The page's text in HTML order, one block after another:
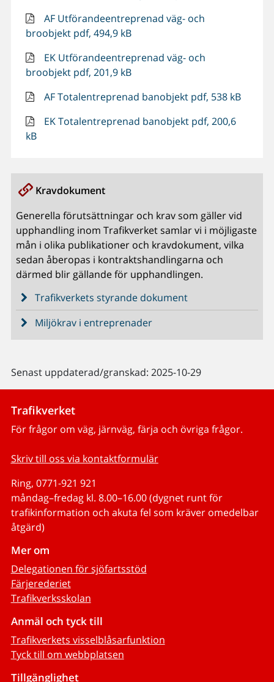
AF Utförandeentreprenad väg- och
broobjekt pdf, 494,9 kB
EK Utförandeentreprenad väg- och
broobjekt pdf, 201,9 kB
AF Totalentreprenad banobjekt pdf, 538 kB
EK Totalentreprenad banobjekt pdf, 200,6
kB
Kravdokument
Generella förutsättningar och krav som gäller vid
upphandling inom Trafikverket samlar vi i möjligaste
mån i olika publikationer och kravdokument, vilka
sedan åberopas i kontraktshandlingarna och
därmed blir gällande för upphandlingen.
Trafikverkets styrande dokument
Miljökrav i entreprenader
Senast uppdaterad/granskad: 2025-10-29
Trafikverket
För frågor om väg, järnväg, färja och övriga frågor.
Skriv till oss via kontaktformulär
Ring, 0771-921 921
måndag–fredag kl. 8.00–16.00 (dygnet runt för
trafikinformation och akuta fel som kräver omedelbar
åtgärd)
Mer om
Delegationen för sjöfartsstöd
Färjerederiet
Trafikverksskolan
Anmäl och tyck till
Trafikverkets visselblåsarfunktion
Tyck till om webbplatsen
Tillgänglighet